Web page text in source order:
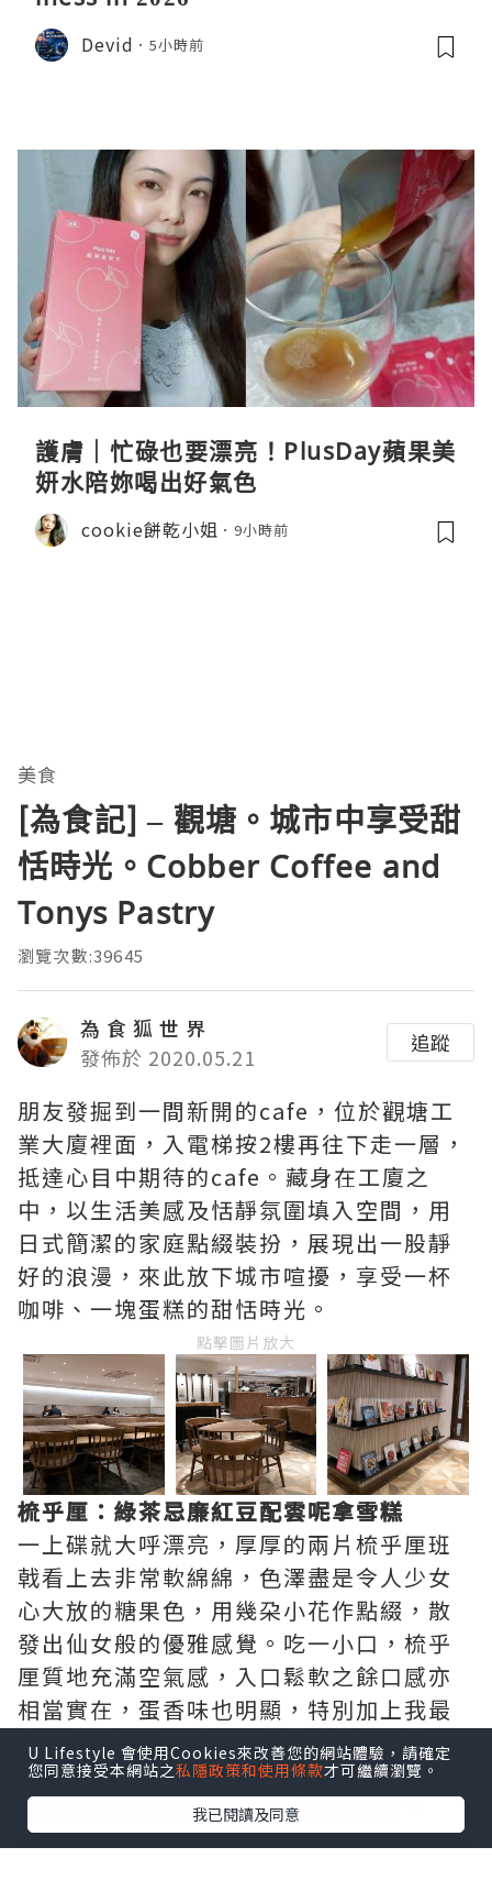
Devid 5小時前
護膚｜忙碌也要漂亮！PlusDay蘋果美
妍水陪妳喝出好氣色
cookie餅乾小姐 9小時前
美食
[為食記] – 觀塘。城市中享受甜
恬時光。Cobber Coffee and
Tonys Pastry
瀏覽次數:39645
為 食 狐 世 界
發佈於 2020.05.21
追蹤
朋友發掘到一間新開的cafe，位於觀塘工
業大廈裡面，入電梯按2樓再往下走一層，
抵達心目中期待的cafe。藏身在工廈之
中，以生活美感及恬靜氛圍填入空間，用
日式簡潔的家庭點綴裝扮，展現出一股靜
好的浪漫，來此放下城市喧擾，享受一杯
咖啡、一塊蛋糕的甜恬時光。
點擊圖片放大
梳乎厘：綠茶忌廉紅豆配雲呢拿雪糕
一上碟就大呼漂亮，厚厚的兩片梳乎厘班
戟看上去非常軟綿綿，色澤盡是令人少女
心大放的糖果色，用幾朶小花作點綴，散
發出仙女般的優雅感覺。吃一小口，梳乎
厘質地充滿空氣感，入口鬆軟之餘口感亦
相當實在，蛋香味也明顯，特別加上我最
愛的綠茶紅豆口味：有打得幼滑綠茶忌
廉，綠茶香味也算是濃郁，配上粒粒紅豆
蓉及甘香的綠茶雪糕，口感非常豐富。
U Lifestyle 會使用Cookies來改善您的網站體驗，請確定
您同意接受本網站之私隱政策和使用條款才可繼續瀏覽。
我已閱讀及同意